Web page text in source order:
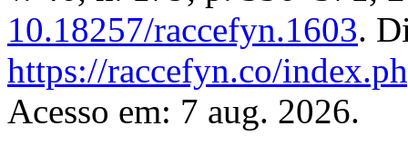
10.18257/raccefyn.1603.
https://raccefyn.co/
Acesso em: 7 aug. 2026.